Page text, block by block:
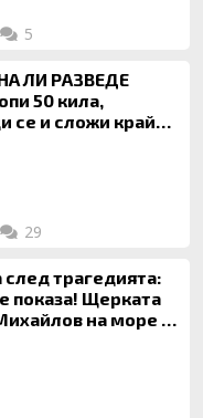
5
ЛИ РАЗВЕДЕ
50 кила,
се и сложи край
29
трагедията:
показа! Щерката
на море с